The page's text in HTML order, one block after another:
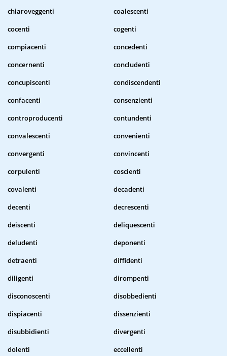
chiaroveggenti
coalescenti
cocenti
cogenti
compiacenti
concedenti
concernenti
concludenti
concupiscenti
condiscendenti
confacenti
consenzienti
controproducenti
contundenti
convalescenti
convenienti
convergenti
convincenti
corpulenti
coscienti
covalenti
decadenti
decenti
decrescenti
deiscenti
deliquescenti
deludenti
deponenti
detraenti
diffidenti
diligenti
dirompenti
disconoscenti
disobbedienti
dispiacenti
dissenzienti
disubbidienti
divergenti
dolenti
eccellenti